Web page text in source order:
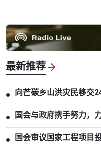
最新推荐
● 向芒碳乡山洪灾民移交
● 国会与政府携手努力，
● 国会审议国家工程项目